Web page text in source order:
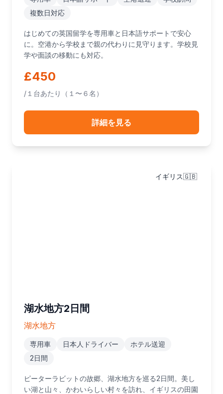
複数日対応
はじめての英国留学を専用車と日本語サポートで安心
に。空港から学校まで親の代わりに見守ります。学校見
学や面談の移動にも対応。
£450
/１台あたり（１〜６名）
詳細を見る
イギリス🇬🇧
湖水地方2日間
湖水地方
専用車 日本人ドライバー
ホテル送迎
2日間
ピーターラビットの故郷、湖水地方を巡る2日間。美し
い湖と山々、かわいらしい村々を訪れ、イギリスの田園